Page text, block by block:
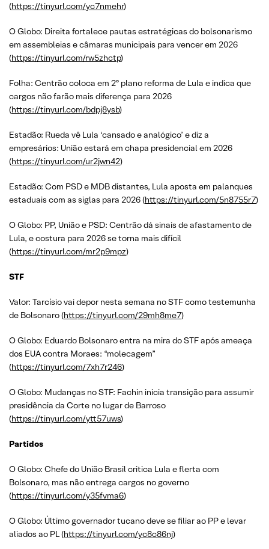
(https://tinyurl.com/yc7nmehr)
O Globo: Direita fortalece pautas estratégicas do bolsonarismo
em assembleias e câmaras municipais para vencer em 2026
(https://tinyurl.com/rw5zhctp)
Folha: Centrão coloca em 2º plano reforma de Lula e indica que
cargos não farão mais diferença para 2026
(https://tinyurl.com/bdpj8ysb)
Estadão: Rueda vê Lula ‘cansado e analógico’ e diz a
empresários: União estará em chapa presidencial em 2026
(https://tinyurl.com/ur2jwn42)
Estadão: Com PSD e MDB distantes, Lula aposta em palanques
estaduais com as siglas para 2026 (https://tinyurl.com/5n8755r7)
O Globo: PP, União e PSD: Centrão dá sinais de afastamento de
Lula, e costura para 2026 se torna mais difícil
(https://tinyurl.com/mr2p9mpz)
STF
Valor: Tarcísio vai depor nesta semana no STF como testemunha
de Bolsonaro (https://tinyurl.com/29mh8me7)
O Globo: Eduardo Bolsonaro entra na mira do STF após ameaça
dos EUA contra Moraes: “molecagem”
(https://tinyurl.com/7xh7r246)
O Globo: Mudanças no STF: Fachin inicia transição para assumir
presidência da Corte no lugar de Barroso
(https://tinyurl.com/ytt57uws)
Partidos
O Globo: Chefe do União Brasil critica Lula e flerta com
Bolsonaro, mas não entrega cargos no governo
(https://tinyurl.com/y35fvma6)
O Globo: Último governador tucano deve se filiar ao PP e levar
aliados ao PL (https://tinyurl.com/yc8c86nj)